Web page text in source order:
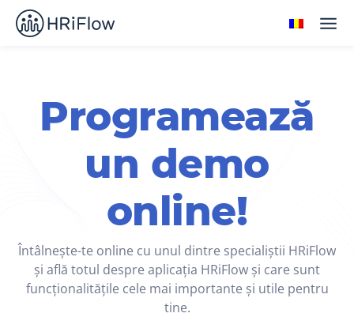
Programează
un demo
online!
Întâlnește-te online cu unul dintre specialiștii HRiFlow
și află totul despre aplicația HRiFlow și care sunt
funcționalitățile cele mai importante și utile pentru
tine.